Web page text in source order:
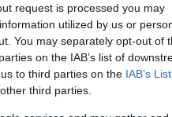
request is processed you may
utilized by us or
You may separately opt-out of
on the IAB’s list of
to third parties on the IAB’s
third parties.